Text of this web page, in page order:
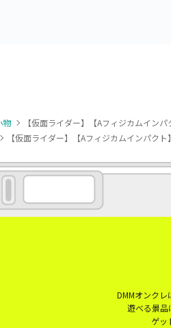
物
【仮面ライダー】【Aフィジカムイン
【仮面ライダー】【Aフィジカムインパク
DMMオンク
遊べる景品
ゲッ